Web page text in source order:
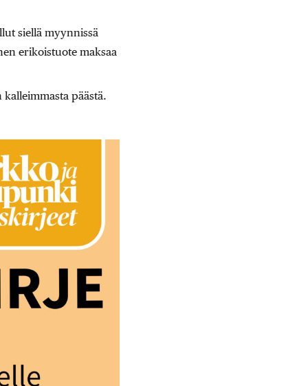
siellä myynnissä
erikoistuote maksaa
päästä.